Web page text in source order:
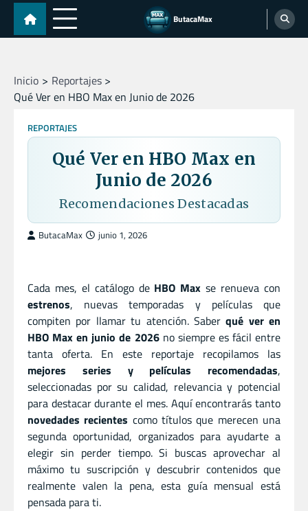
Skip
content
ButacaMax
Inicio
Reportajes
Qué Ver en HBO Max en Junio de 2026
REPORTAJES
Qué Ver en HBO Max en
Junio de 2026
Recomendaciones Destacadas
ButacaMax junio 1, 2026
Cada mes, el catálogo de HBO Max se renueva con
estrenos, nuevas temporadas y películas que
compiten por llamar tu atención. Saberqué ver en
HBO Max en junio de 2026no siempre es fácil entre
tanta oferta. En este reportaje recopilamos las
mejores series y películas recomendadas,
seleccionadas por su calidad, relevancia y potencial
para destacar durante el mes. Aquí encontrarás tanto
novedades recientes como títulos que merecen una
segunda oportunidad, organizados para ayudarte a
elegir sin perder tiempo. Si buscas aprovechar al
máximo tu suscripción y descubrir contenidos que
realmente valen la pena, esta guía mensual está
pensada para ti.